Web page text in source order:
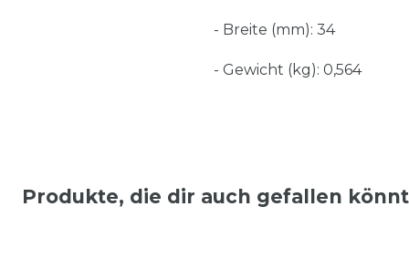
- Breite (mm): 34
- Gewicht (kg): 0,564
Produkte, die dir auch gefallen